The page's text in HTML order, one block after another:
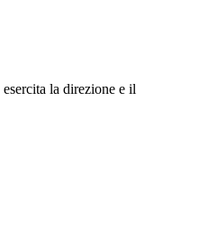
la direzione e il